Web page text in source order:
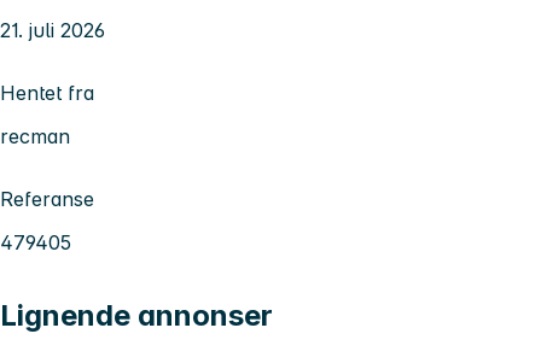
21. juli 2026
Hentet fra
recman
Referanse
479405
Lignende annonser